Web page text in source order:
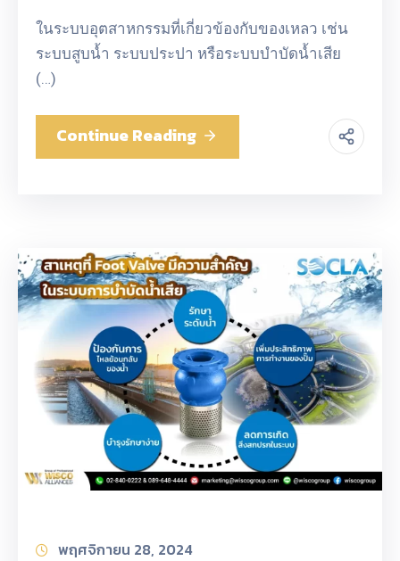
ในระบบอุตสาหกรรมที่เกี่ยวข้องกับของเหลว เช่น
ระบบสูบน้ำ ระบบประปา หรือระบบบำบัดน้ำเสีย
(…)
Continue Reading
พฤศจิกายน 28, 2024